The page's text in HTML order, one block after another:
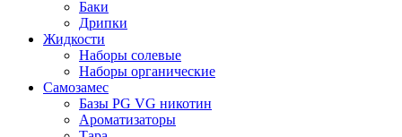
Баки
Дрипки
Жидкости
Наборы солевые
Наборы органические
Самозамес
Базы PG VG никотин
Ароматизаторы